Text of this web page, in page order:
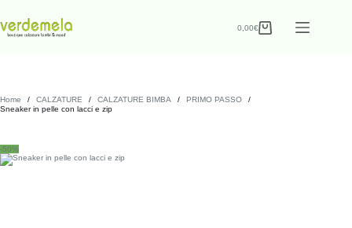
0,00€
Home / CALZATURE / CALZATURE BIMBA / PRIMO PASSO
/
Sneaker in pelle con lacci e zip
-50%